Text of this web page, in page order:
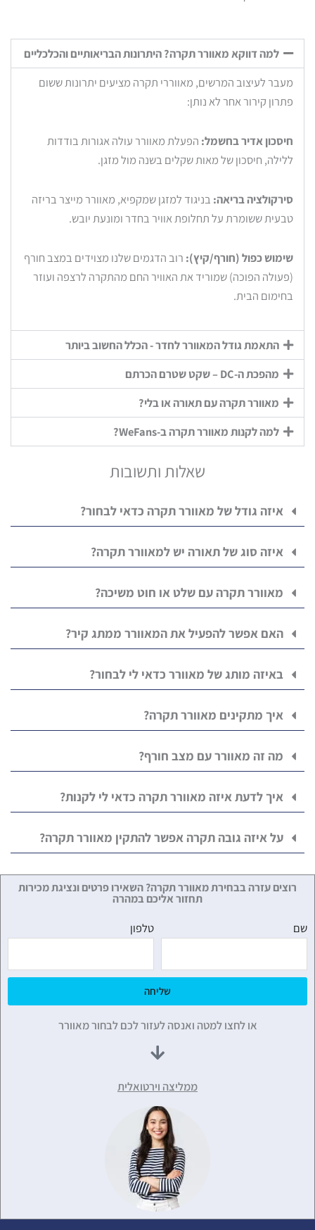
למה דווקא מאוורר תקרה? היתרונות הבריאותיים והכלכליים
מעבר לעיצוב המרשים, מאווררי תקרה מציעים יתרונות ששום
פתרון קירור אחר לא נותן:
חיסכון אדיר בחשמל: הפעלת מאוורר עולה אגורות בודדות
ללילה, חיסכון של מאות שקלים בשנה מול מזגן.
סירקולציה בריאה: בניגוד למזגן שמקפיא, מאוורר מייצר בריזה
טבעית ששומרת על תחלופת אוויר בחדר ומונעת יובש.
שימוש כפול (חורף/קיץ): רוב הדגמים שלנו מצוידים במצב חורף
(פעולה הפוכה) שמוריד את האוויר החם מהתקרה לרצפה ועוזר
בחימום הבית.
התאמת גודל המאוורר לחדר - הכלל החשוב ביותר
מהפכת ה-DC – שקט שטרם הכרתם
מאוורר תקרה עם תאורה או בלי?
למה לקנות מאוורר תקרה ב-WeFans?
שאלות ותשובות
איזה גודל של מאוורר תקרה כדאי לבחור?
איזה סוג של תאורה יש למאוורר תקרה?
מאוורר תקרה עם שלט או חוט משיכה?
האם אפשר להפעיל את המאוורר ממתג קיר?
באיזה מותג של מאוורר כדאי לי לבחור?
איך מתקינים מאוורר תקרה?
מה זה מאוורר עם מצב חורף?
איך לדעת איזה מאוורר תקרה כדאי לי לקנות?
על איזה גובה תקרה אפשר להתקין מאוורר תקרה?
רוצים עזרה בבחירת מאוורר תקרה? השאירו פרטים ונציגת מכירות
תחזור אליכם במהרה
שם טלפון
שליחה
או לחצו למטה ואנסה לעזור לכם לבחור מאוורר
ממליצה וירטואלית